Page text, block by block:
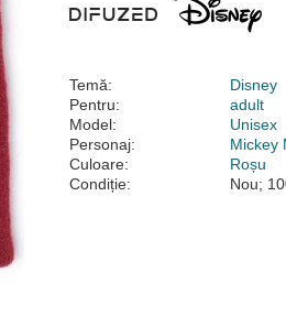
Temă:
Disney
Pentru:
adult
Model:
Unisex
Personaj:
Mickey
Culoare:
Roșu
Condiție:
Nou;